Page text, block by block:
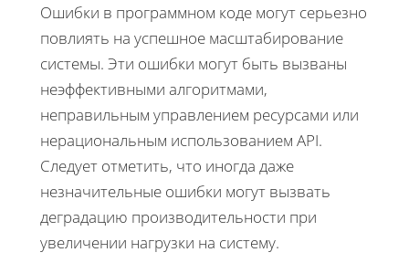
Ошибки в программном коде могут серьезно
повлиять на успешное масштабирование
системы. Эти ошибки могут быть вызваны
неэффективными алгоритмами,
неправильным управлением ресурсами или
нерациональным использованием API.
Следует отметить, что иногда даже
незначительные ошибки могут вызвать
деградацию производительности при
увеличении нагрузки на систему.